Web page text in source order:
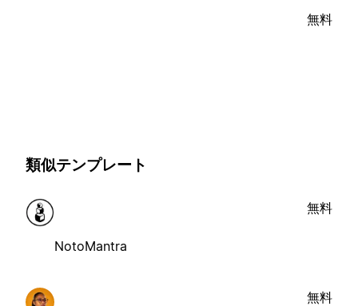
無料
類似テンプレート
NotoMantra
無料
無料